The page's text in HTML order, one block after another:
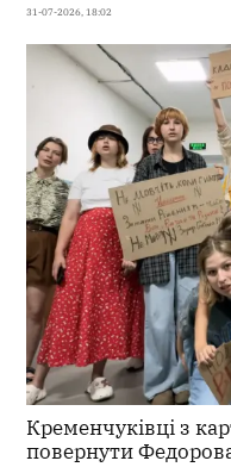
31-07-2026, 18:02
Кременчуківці з
повернути